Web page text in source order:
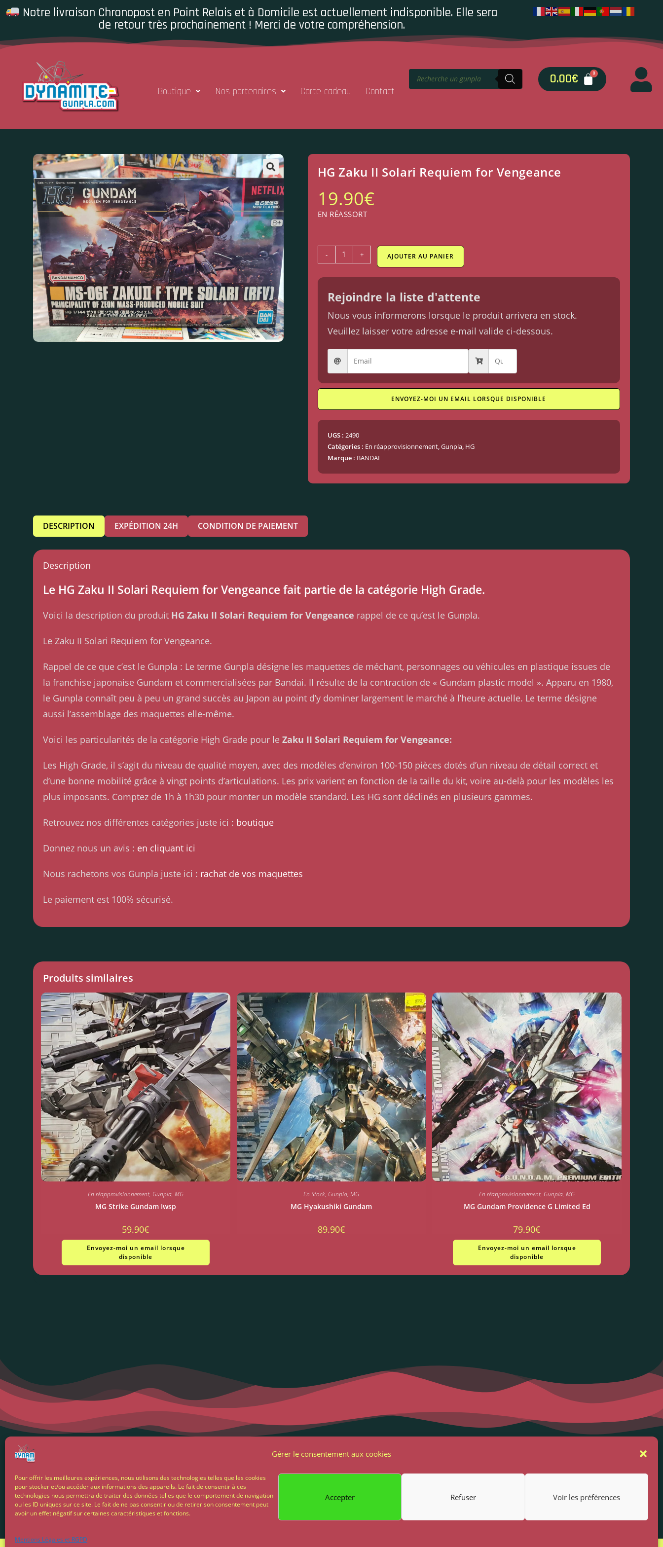
Gérer le consentement aux cookies
Pour offrir les meilleures expériences, nous utilisons des technologies telles que les cookies
pour stocker et/ou accéder aux informations des appareils. Le fait de consentir à ces
technologies nous permettra de traiter des données telles que le comportement de navigation
ou les ID uniques sur ce site. Le fait de ne pas consentir ou de retirer son consentement peut
avoir un effet négatif sur certaines caractéristiques et fonctions.
Accepter Refuser Voir les préférences
Mentions Légales et RGPD
Notre livraison Chronopost en Point Relais et à Domicile est actuellement indisponible. Elle sera
de retour très prochainement ! Merci de votre compréhension.
Boutique Nos partenaires Carte cadeau Contact
0.00€
HG Zaku II Solari Requiem for Vengeance
19.90€
EN RÉASSORT
- + AJOUTER AU PANIER
Rejoindre la liste d'attente
Nous vous informerons lorsque le produit arrivera en stock.
Veuillez laisser votre adresse e-mail valide ci-dessous.
ENVOYEZ-MOI UN EMAIL LORSQUE DISPONIBLE
UGS : 2490
Catégories : En réapprovisionnement, Gunpla, HG
Marque : BANDAI
DESCRIPTION EXPÉDITION 24H CONDITION DE PAIEMENT
Description
Le HG Zaku II Solari Requiem for Vengeance fait partie de la catégorie High Grade.
Voici la description du produit HG Zaku II Solari Requiem for Vengeance rappel de ce qu’est le Gunpla.
Le Zaku II Solari Requiem for Vengeance.
Rappel de ce que c’est le Gunpla : Le terme Gunpla désigne les maquettes de méchant, personnages ou véhicules en plastique issues de
la franchise japonaise Gundam et commercialisées par Bandai. Il résulte de la contraction de « Gundam plastic model ». Apparu en 1980,
le Gunpla connaît peu à peu un grand succès au Japon au point d’y dominer largement le marché à l’heure actuelle. Le terme désigne
aussi l’assemblage des maquettes elle-même.
Voici les particularités de la catégorie High Grade pour leZaku II Solari Requiem for Vengeance:
Les High Grade, il s’agit du niveau de qualité moyen, avec des modèles d’environ 100-150 pièces dotés d’un niveau de détail correct et
d’une bonne mobilité grâce à vingt points d’articulations. Les prix varient en fonction de la taille du kit, voire au-delà pour les modèles les
plus imposants. Comptez de 1h à 1h30 pour monter un modèle standard. Les HG sont déclinés en plusieurs gammes.
Retrouvez nos différentes catégories juste ici : boutique
Donnez nous un avis : en cliquant ici
Nous rachetons vos Gunpla juste ici : rachat de vos maquettes
Le paiement est 100% sécurisé.
Produits similaires
En réapprovisionnement, Gunpla,MG
MG Strike Gundam Iwsp
59.90€
Envoyez-moi un email lorsque
disponible
En Stock, Gunpla,MG
MG Hyakushiki Gundam
89.90€
En réapprovisionnement, Gunpla,MG
MG Gundam Providence G Limited Ed
79.90€
Envoyez-moi un email lorsque
disponible
Conditions générales de vente
Paiement sécurisé
85 500 Les Herbiers